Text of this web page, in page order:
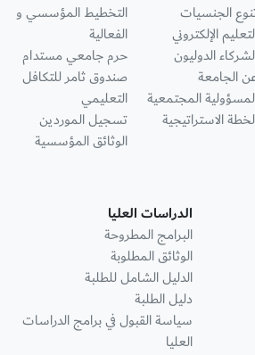
الجنسيات
الإلكتروني
الدوليون
الجامعة
المجتمعية
الاستراتيجية
التخطيط المؤسسي و
الفعالية
حرم جامعي مستدام
صندوق ثامر للتكافل
التعليمي
تسجيل الموردين
الوثائق المؤسسية
الدراسات العليا
البرامج المطروحة
الوثائق المطلوبة
الدليل الشامل للطلبة
دليل الطلبة
سياسة القبول في برامج الدراسات
العليا